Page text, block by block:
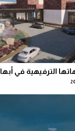
الترفيهية في أبها